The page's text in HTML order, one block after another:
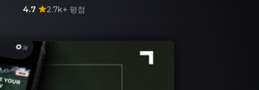
4.7 2.7k+ 평점